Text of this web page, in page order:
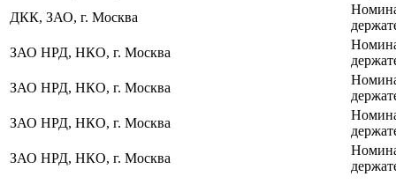
ДКК, ЗАО, г. Москва
ЗАО НРД, НКО, г. Москва
ЗАО НРД, НКО, г. Москва
ЗАО НРД, НКО, г. Москва
ЗАО НРД, НКО, г. Москва